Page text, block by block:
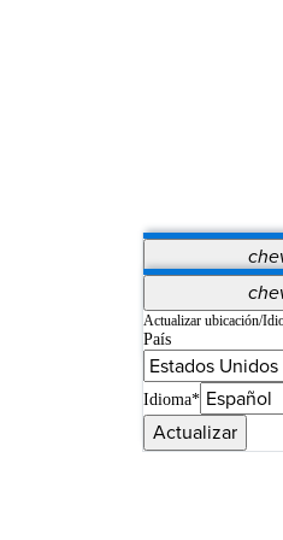
Vet Systems
Supplier Portal
Actualizar ubicación/
País
Idioma*
Actualizar